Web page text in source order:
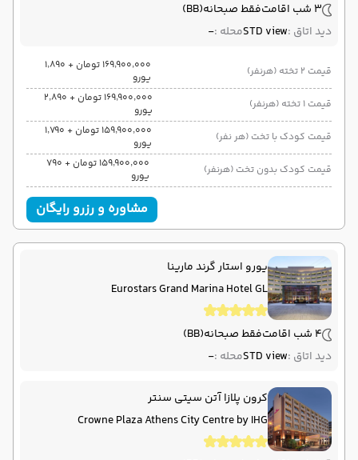
3 شب اقامت فقط صبحانه(BB)
دید اتاق :STD viewمحله :-
قیمت 2 تخته (هرنفر)
۱۶۹٬۹۰۰٬۰۰۰ تومان + ۱٬۸۹۰
یورو
قیمت 1 تخته (هرنفر)
۱۶۹٬۹۰۰٬۰۰۰ تومان + ۲٬۸۹۰
یورو
قیمت کودک با تخت (هر نفر)
۱۵۹٬۹۰۰٬۰۰۰ تومان + ۱٬۷۹۰
یورو
قیمت کودک بدون تخت (هرنفر)
۱۵۹٬۹۰۰٬۰۰۰ تومان + ۷۹۰
یورو
مشاوره و رزرو رایگان
یورو استار گرند مارینا
Eurostars Grand Marina Hotel GL
4 شب اقامت فقط صبحانه(BB)
دید اتاق :STD viewمحله :-
کرون پلازا آتن سیتی سنتر
Crowne Plaza Athens City Centre by IHG